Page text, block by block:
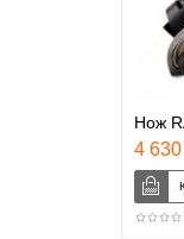
Нож
4 630